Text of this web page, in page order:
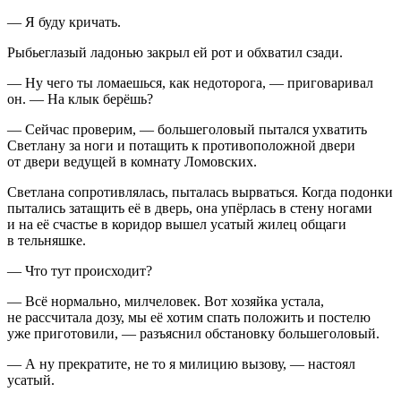
— Я буду кричать.
Рыбьеглазый ладонью закрыл ей рот и обхватил сзади.
— Ну чего ты ломаешься, как недоторога, — приговаривал
он. — На клык берёшь?
— Сейчас проверим, — большеголовый пытался ухватить
Светлану за ноги и потащить к противоположной двери
от двери ведущей в комнату Ломовских.
Светлана сопротивлялась, пыталась вырваться. Когда подонки
пытались затащить её в дверь, она упёрлась в стену ногами
и на её счастье в коридор вышел усатый жилец общаги
в тельняшке.
— Что тут происходит?
— Всё нормально, милчеловек. Вот хозяйка устала,
не рассчитала дозу, мы её хотим спать положить и постелю
уже приготовили, — разъяснил обстановку большеголовый.
— А ну прекратите, не то я милицию вызову, — настоял
усатый.